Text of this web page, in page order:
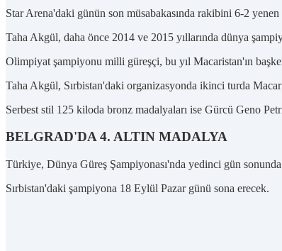
Star Arena'daki günün son müsabakasında rakibini 6-2
Taha Akgül, daha önce 2014 ve 2015 yıllarında dünya
Olimpiyat şampiyonu milli güreşçi, bu yıl Macaristan'ın
Taha Akgül, Sırbistan'daki organizasyonda ikinci turda
Serbest stil 125 kiloda bronz madalyaları ise Gürcü Geno
BELGRAD'DA 4. ALTIN MADALYA
Türkiye, Dünya Güreş Şampiyonası'nda yedinci gün
Sırbistan'daki şampiyona 18 Eylül Pazar günü sona erecek.